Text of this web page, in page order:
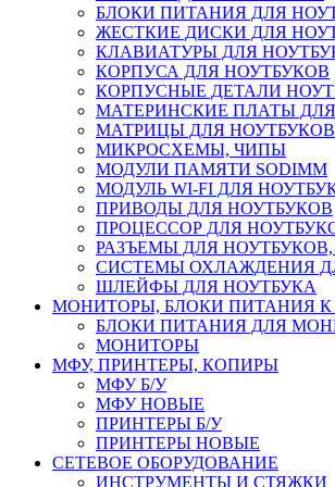
БЛОКИ ПИТАНИЯ ДЛЯ
ЖЕСТКИЕ ДИСКИ ДЛЯ
КЛАВИАТУРЫ ДЛЯ
КОРПУСА ДЛЯ НОУТБУКОВ
КОРПУСНЫЕ ДЕТАЛИ
МАТЕРИНСКИЕ ПЛАТЫ
МАТРИЦЫ ДЛЯ
МИКРОСХЕМЫ, ЧИПЫ
МОДУЛИ ПАМЯТИ SODIMM
МОДУЛЬ WI-FI ДЛЯ
ПРИВОДЫ ДЛЯ НОУТБУКОВ
ПРОЦЕССОР ДЛЯ
РАЗЪЕМЫ ДЛЯ
СИСТЕМЫ ОХЛАЖДЕНИЯ
ШЛЕЙФЫ ДЛЯ НОУТБУКА
МОНИТОРЫ, БЛОКИ ПИТАНИЯ
БЛОКИ ПИТАНИЯ ДЛЯ
МОНИТОРЫ
МФУ, ПРИНТЕРЫ, КОПИРЫ
МФУ Б/У
МФУ НОВЫЕ
ПРИНТЕРЫ Б/У
ПРИНТЕРЫ НОВЫЕ
СЕТЕВОЕ ОБОРУДОВАНИЕ
ИНСТРУМЕНТЫ И СТЯЖКИ